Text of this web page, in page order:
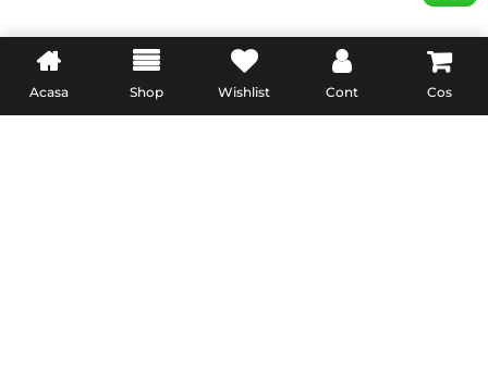
Acasa Shop Wishlist Cont Cos